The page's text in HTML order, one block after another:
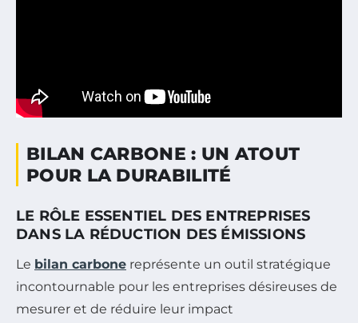
BILAN CARBONE : UN ATOUT
POUR LA DURABILITÉ
LE RÔLE ESSENTIEL DES ENTREPRISES
DANS LA RÉDUCTION DES ÉMISSIONS
Le bilan carbone représente un outil stratégique
incontournable pour les entreprises désireuses de
mesurer et de réduire leur impact